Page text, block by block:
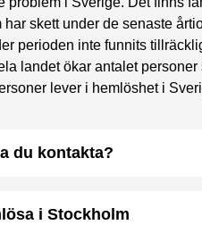
skett under de senaste
perioden inte funnits
landet ökar antalet
lever i hemlöshet i
du kontakta?
i Stockholm